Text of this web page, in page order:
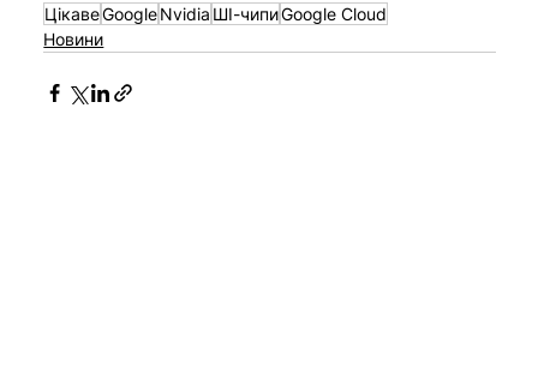
ЦікавеGoogleNvidia ШІ-чипиGoogle Cloud
Новини